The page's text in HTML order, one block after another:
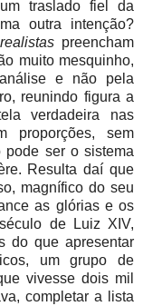
traslado fiel da
outra intenção?
realistas preencham
muito mesquinho,
e não pela
reunindo figura a
verdadeira nas
proporções, sem
pode ser o sistema
Resulta daí que
magnífico do seu
as glórias e os
de Luiz XIV,
do que apresentar
um grupo de
vivesse dois mil
completar a lista